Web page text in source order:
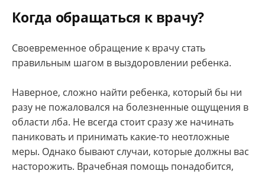
Когда обращаться к врачу?
Своевременное обращение к врачу стать
правильным шагом в выздоровлении ребенка.
Наверное, сложно найти ребенка, который бы ни
разу не пожаловался на болезненные ощущения в
области лба. Не всегда стоит сразу же начинать
паниковать и принимать какие-то неотложные
меры. Однако бывают случаи, которые должны вас
насторожить. Врачебная помощь понадобится,